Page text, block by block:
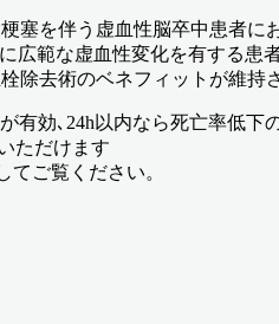
塞を伴う虚血性脳卒中患者
広範な虚血性変化を有する
除去術のベネフィットが維持
有効､24h以内なら死亡率低下
ただけます
ご覧ください。